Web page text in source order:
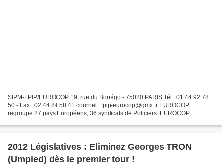
SIPM-FPIP/EUROCOP 19, rue du Borrégo - 75020 PARIS Tél : 01 44 92 78
50 - Fax : 02 44 84 58 41 courriel : fpip-eurocop@gmx.fr EUROCOP
regroupe 27 pays Européens, 36 syndicats de Policiers. EUROCOP
2012 Législatives : Eliminez Georges TRON
(Umpied) dès le premier tour !